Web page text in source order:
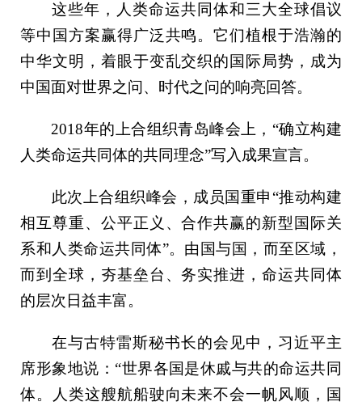
这些年，人类命运共同体和三大全球倡议
等中国方案赢得广泛共鸣。它们植根于浩瀚的
中华文明，着眼于变乱交织的国际局势，成为
中国面对世界之问、时代之问的响亮回答。
2018年的上合组织青岛峰会上，“确立构建
人类命运共同体的共同理念”写入成果宣言。
此次上合组织峰会，成员国重申“推动构建
相互尊重、公平正义、合作共赢的新型国际关
系和人类命运共同体”。由国与国，而至区域，
而到全球，夯基垒台、务实推进，命运共同体
的层次日益丰富。
在与古特雷斯秘书长的会见中，习近平主
席形象地说：“世界各国是休戚与共的命运共同
体。人类这艘航船驶向未来不会一帆风顺，国